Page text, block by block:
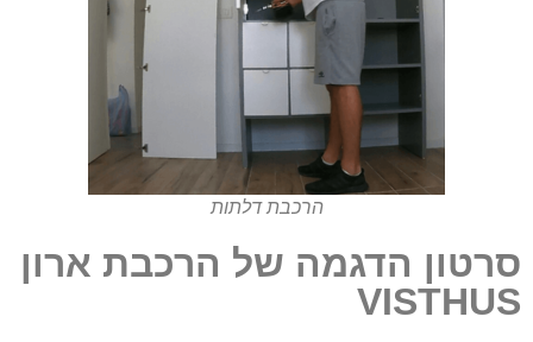
הרכבת דלתות
סרטון הדגמה של הרכבת ארון
VISTHUS